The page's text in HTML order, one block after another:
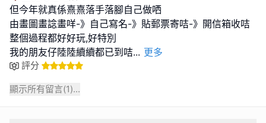
但今年就真係熹熹落手落腳自己做哂
由畫圖畫諗畫咩-》自己寫名-》貼郵票寄咭-》開信箱收咭
整個過程都好好玩,好特別
我的朋友仔陸陸續續都已到咭... 更多
評分
顯示所有留言(1)...